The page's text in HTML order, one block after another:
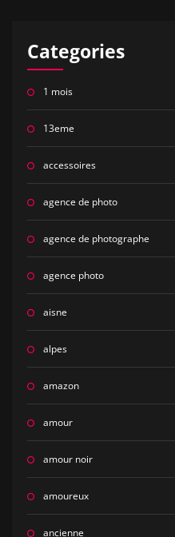
Categories
1 mois
13eme
accessoires
agence de photo
agence de photographe
agence photo
aisne
alpes
amazon
amour
amour noir
amoureux
ancienne